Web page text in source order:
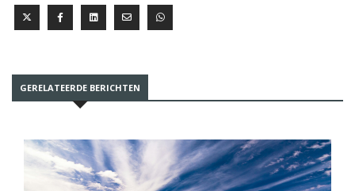
GERELATEERDE BERICHTEN